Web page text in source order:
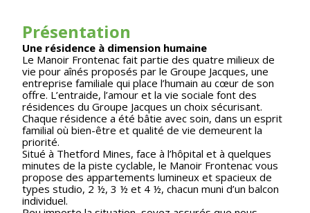
Présentation
Une résidence à dimension humaine
Le Manoir Frontenac fait partie des quatre milieux de
vie pour aînés proposés par le Groupe Jacques, une
entreprise familiale qui place l’humain au cœur de son
offre. L’entraide, l’amour et la vie sociale font des
résidences du Groupe Jacques un choix sécurisant.
Chaque résidence a été bâtie avec soin, dans un esprit
familial où bien-être et qualité de vie demeurent la
priorité.
Situé à Thetford Mines, face à l’hôpital et à quelques
minutes de la piste cyclable, le Manoir Frontenac vous
propose des appartements lumineux et spacieux de
types studio, 2 ½, 3 ½ et 4 ½, chacun muni d’un balcon
individuel.